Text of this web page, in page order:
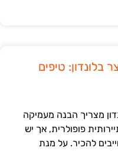
בלונדון: טיפים
מצריך הבנה מעמיקה
פופולרית, אך יש
להכיר. על מנת